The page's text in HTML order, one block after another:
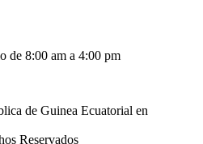
de 8:00 am a 4:00 pm
de Guinea Ecuatorial en
Reservados